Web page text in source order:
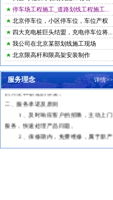
停车场工程施工_道路划线工程施工...
北京停车位，小区停车位，车位产权
四大充电桩巨头结盟，充电停车位将...
我公司在北京某部划线施工现场
北京限高杆和限高架安装制作
详情>>
服务理念
一、服务宗旨
客户购买我们产品，仅仅是与我们交
往的开始，是售后服务工作的开始，在客
户使用的整个阶段内，我们全体售后服务
人员以周到、细致、热忱、及时的服务，
让客户轻松自如，无后顾之忧的使用产
品，能真正体验到我们的产品为客户带来
的方便和创造的价值。
二、服务承诺及原则
、及时响应客户的招唤，主动上门
服务，快速处理产品问题。
2
、保修期内，免费维修，属于新产